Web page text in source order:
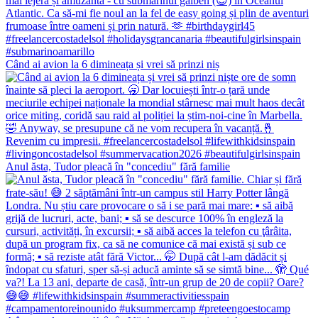
Când ai avion la 6 dimineața și vrei să prinzi niș
Anul ăsta, Tudor pleacă în "concediu" fără familie